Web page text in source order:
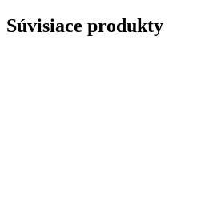
Súvisiace produkty